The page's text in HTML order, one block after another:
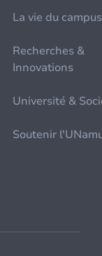
La vie du campus
Recherches &
Innovations
Université &
Soutenir